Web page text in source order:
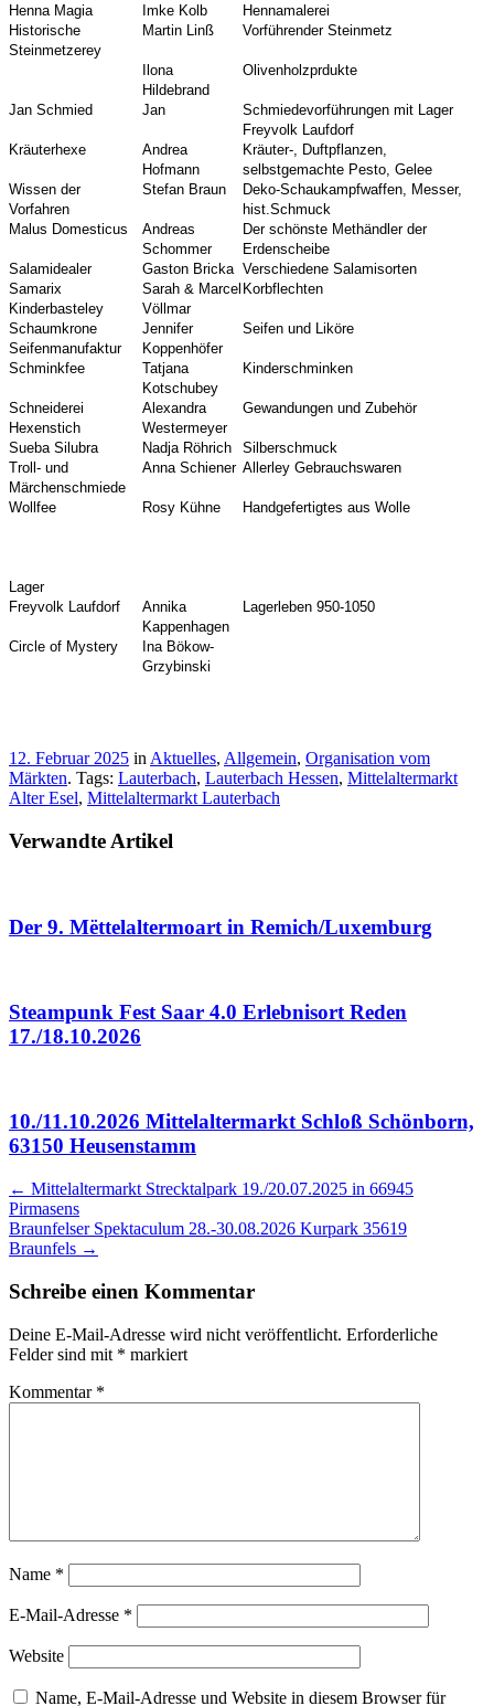
Henna Magia
Imke Kolb
Hennamalerei
Historische
Steinmetzerey
Martin Linß Vorführender Steinmetz
Ilona
Hildebrand
Olivenholzprdukte
Jan Schmied Jan
Schmiedevorführungen mit Lager
Freyvolk Laufdorf
Kräuterhexe
Andrea
Hofmann
Kräuter-, Duftpflanzen,
selbstgemachte Pesto, Gelee
Wissen der
Vorfahren
Stefan Braun
Deko-Schaukampfwaffen, Messer,
hist.Schmuck
Malus Domesticus
Andreas
Schommer
Der schönste Methändler der
Erdenscheibe
Salamidealer
Gaston Bricka Verschiedene Salamisorten
Samarix
Kinderbasteley
Sarah & Marcel
Völlmar
Korbflechten
Schaumkrone
Seifenmanufaktur
Jennifer
Koppenhöfer
Seifen und Liköre
Schminkfee
Tatjana
Kotschubey
Kinderschminken
Schneiderei
Hexenstich
Alexandra
Westermeyer
Gewandungen und Zubehör
Sueba Silubra Nadja Röhrich
Silberschmuck
Troll- und
Märchenschmiede
Anna Schiener Allerley Gebrauchswaren
Wollfee Rosy Kühne Handgefertigtes aus Wolle
Lager
Freyvolk Laufdorf
Annika
Kappenhagen
Lagerleben 950-1050
Circle of Mystery
Ina Bökow-
Grzybinski
12. Februar 2025 inAktuelles, Allgemein, Organisation vom
Märkten. Tags: Lauterbach, Lauterbach Hessen, Mittelaltermarkt
Alter Esel, Mittelaltermarkt Lauterbach
Verwandte Artikel
Der 9. Mëttelaltermoart in Remich/Luxemburg
Steampunk Fest Saar 4.0 Erlebnisort Reden
17./18.10.2026
10./11.10.2026 Mittelaltermarkt Schloß Schönborn,
63150 Heusenstamm
Artikel
Navigation
← Mittelaltermarkt Strecktalpark 19./20.07.2025 in 66945
Pirmasens
Braunfelser Spektaculum 28.-30.08.2026 Kurpark 35619
Braunfels →
Schreibe einen Kommentar
Deine E-Mail-Adresse wird nicht veröffentlicht. Erforderliche
Felder sind mit * markiert
Kommentar *
Name *
E-Mail-Adresse *
Website
Name, E-Mail-Adresse und Website in diesem Browser für